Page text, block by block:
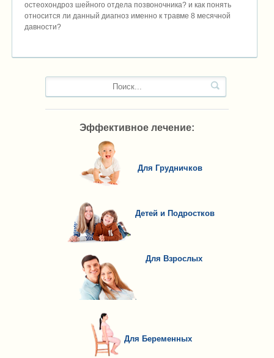
остеохондроз шейного отдела позвоночника? и как понять
относится ли данный диагноз именно к травме 8 месячной
давности?
Эффективное лечение:
Для Грудничков
Детей и Подростков
Для Взрослых
Для Беременных